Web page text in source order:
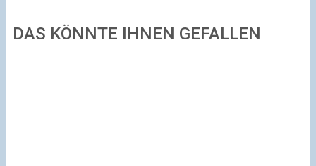
DAS KÖNNTE IHNEN GEFALLEN